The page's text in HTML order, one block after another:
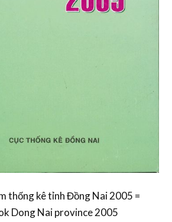
thống kê tỉnh Đồng Nai 2005 =
Dong Nai province 2005